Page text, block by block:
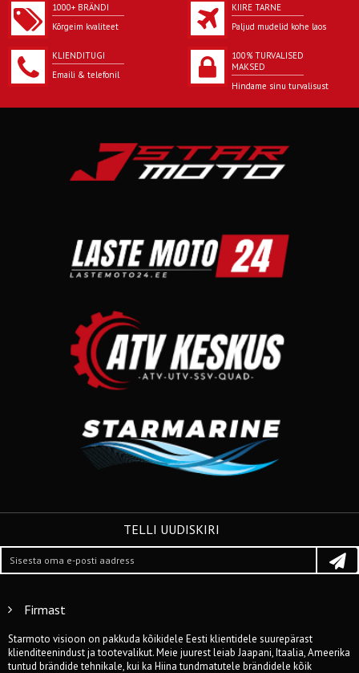
1000+ BRÄNDI
Kõrgeim kvaliteet
KIIRE TARNE
Paljud mudelid kohe laos
KLIENDITUGI
Emaili & telefonil
100% TURVALISED
MAKSED
Hindame sinu turvalisust
TELLI UUDISKIRI
Firmast
Starmoto visioon on pakkuda kõikidele Eesti klientidele suurepärast
klienditeenindust ja tootevalikut. Meie juurest leiab Jaapani, Itaalia, Ameerika
tuntud brändide tehnikale, kui ka Hiina tundmatutele brändidele kõik